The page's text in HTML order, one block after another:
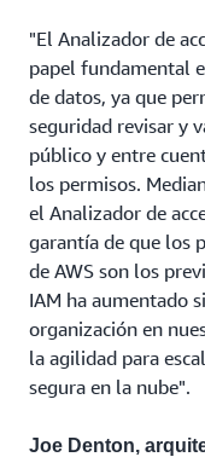
"El Analizador de
papel fundamental
de datos, ya que
seguridad revisar y
público y entre
los permisos.
el Analizador de
garantía de que los
de AWS son los
IAM ha aumentado
organización en
la agilidad para
segura en la nube".
Joe Denton,